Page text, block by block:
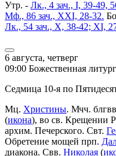
Утр. - Лк., 4 зач., I, 39-49,
Мф., 86 зач., XXI, 28-32.
Лк., 54 зач., X, 38-42; XI,
6 августа, четверг
09:00 Божественная
Седмица 10-я по
Мц. Христины. Мчч.
(икона), во св. Крещении
архим. Печерского. Свт.
Обретение мощей прп.
диакона. Свв. Николая (